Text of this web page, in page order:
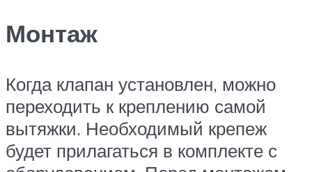
Монтаж
Когда клапан установлен, можно
переходить к креплению самой
вытяжки. Необходимый крепеж
будет прилагаться в комплекте с